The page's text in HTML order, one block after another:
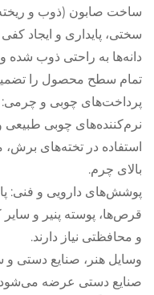
ساخت صابون (ذوب و
سختی، پایداری و ایجاد
دانه‌ها به راحتی ذوب شده
تمام سطح محصول را
پرداخت‌های چوبی و چرمی:
نرم‌کننده‌های چوبی
استفاده در تخته‌های
بالای چرم.
پوشش‌های دارویی و فنی:
قرص‌ها، پوسته پنیر و سایر
و محافظتی نیاز دارند.
وسایل هنر، صنایع دستی
صنایع دستی عرضه می‌شود